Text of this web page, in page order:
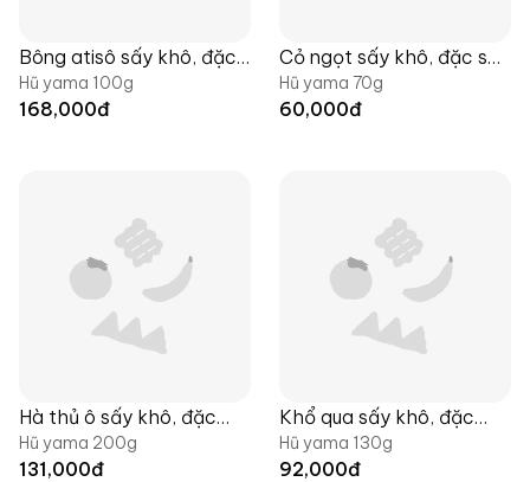
Bông atisô sấy khô, đặc
sản Langfarm
Hũ yama 100g
168,000đ
Cỏ ngọt sấy khô, đặc sản
Langfarm
Hũ yama 70g
60,000đ
Hà thủ ô sấy khô, đặc
sản Langfarm
Hũ yama 200g
131,000đ
Khổ qua sấy khô, đặc
sản Langfarm
Hũ yama 130g
92,000đ